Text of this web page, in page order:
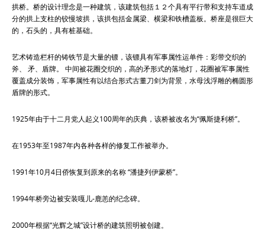
拱桥。桥的设计理念是一种建筑，该建筑包括１２个具有平行带和支持车道成
分的拱上支柱的铰慢坡拱，该拱包括金属梁、横梁和铁槽盖板。桥座是很巨大
的，石头的，具有桩基础。
艺术铸造栏杆的铸铁节是大量的镖，该镖具有军事属性运单件：彩带交织的
斧、 矛、盾牌。 中间被花圈交织的，高的矛形式的落地灯，花圈被军事属性
覆盖成分装饰，军事属性有以结合形式古董刀剑为背景，水母浅浮雕的椭圆形
盾牌的形式。
1925年由于十二月党人起义100周年的庆典，该桥被改名为“佩斯捷利桥”。
在1953年至1987年内各种各样的修复工作被举办。
1991年10月4日侨恢复到原来的名称 “潘捷列伊蒙桥”。
1994年桥旁边被安装嘎儿-鹿恙的纪念碑。
2000年根据“光辉之城”设计桥的建筑照明被创建。